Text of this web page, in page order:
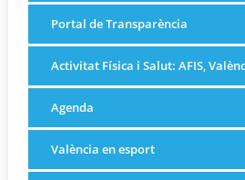
Portal de Transparència
Activitat Física i Salut: AFIS,
Agenda
València en esport